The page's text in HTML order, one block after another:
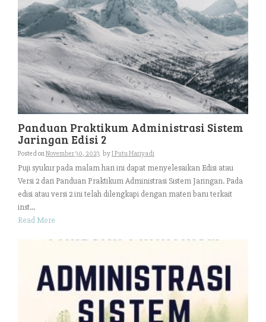
Panduan Praktikum Administrasi Sistem
Jaringan Edisi 2
Posted onNovember 30, 2023 byI Putu Hariyadi
Puji syukur pada malam hari ini dapat menyelesaikan Edisi atau
Versi 2 dari Panduan Praktikum Administrasi Sistem Jaringan. Pada
edisi atau versi 2 ini telah dilengkapi dengan materi baru terkait
inst...
Read More